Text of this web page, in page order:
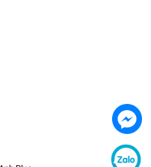
2 Thì Kamastsu KM5200